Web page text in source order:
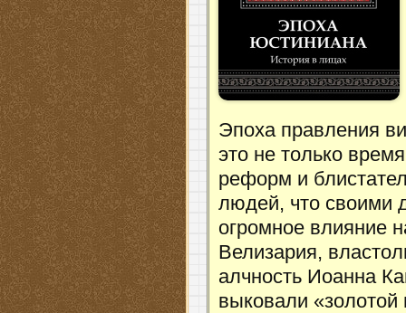
Эпоха правления
это не только
реформ и
людей, что своими
огромное влияние
Велизария,
алчность Иоанна
выковали